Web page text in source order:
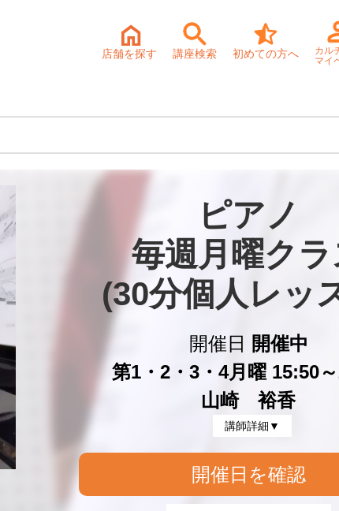
店舗を探す 講座検索 初めての方へ
カル
マイ
ピアノ
毎週月曜クラ
(30分個人レッ
開催日
開催中
第1・2・3・4月曜 15:50
山崎 裕香
講師詳細▼
開催日を確認